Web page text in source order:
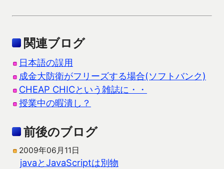
関連ブログ
日本語の誤用
成金大防衛がフリーズする場合(ソフトバンク)
CHEAP CHICという雑誌に・・
授業中の暇潰し？
前後のブログ
2009年06月11日
javaとJavaScriptは別物